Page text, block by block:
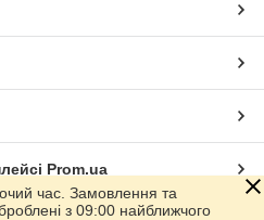
Prom.ua
час. Замовлення та
з 09:00 найближчого